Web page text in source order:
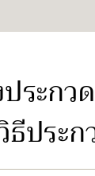
ประก
ธีประ